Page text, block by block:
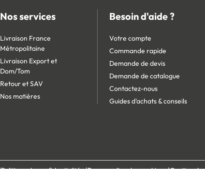
Nos services
Livraison France
Métropolitaine
Livraison Export et
Dom/Tom
Retour et SAV
Nos matières
Besoin d'aide ?
Votre compte
Commande rapide
Demande de devis
Demande de catalogue
Contactez-nous
Guides d'achats & conseils
Politique de confidentialité Personnaliser les cookies Gestion